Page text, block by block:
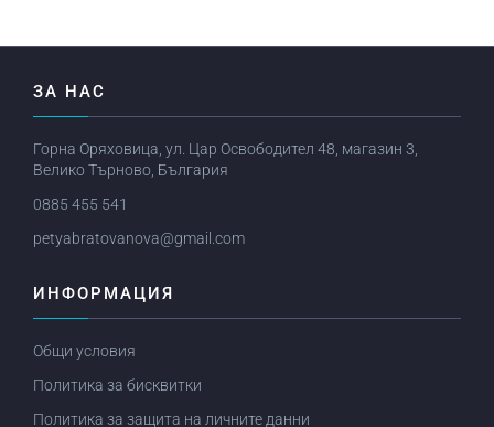
ЗА НАС
Горна Оряховица, ул. Цар Освободител 48, магазин 3,
Велико Търново, България
0885 455 541
petyabratovanova@gmail.com
ИНФОРМАЦИЯ
Общи условия
Политика за бисквитки
Политика за защита на личните данни